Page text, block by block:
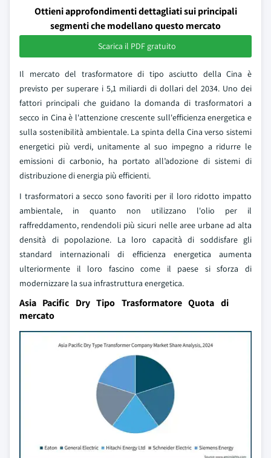
Ottieni approfondimenti dettagliati sui principali
segmenti che modellano questo mercato
Scarica il PDF gratuito
Il mercato del trasformatore di tipo asciutto della Cina è
previsto per superare i 5,1 miliardi di dollari del 2034. Uno dei
fattori principali che guidano la domanda di trasformatori a
secco in Cina è l'attenzione crescente sull'efficienza energetica e
sulla sostenibilità ambientale. La spinta della Cina verso sistemi
energetici più verdi, unitamente al suo impegno a ridurre le
emissioni di carbonio, ha portato all’adozione di sistemi di
distribuzione di energia più efficienti.
I trasformatori a secco sono favoriti per il loro ridotto impatto
ambientale, in quanto non utilizzano l'olio per il
raffreddamento, rendendoli più sicuri nelle aree urbane ad alta
densità di popolazione. La loro capacità di soddisfare gli
standard internazionali di efficienza energetica aumenta
ulteriormente il loro fascino come il paese si sforza di
modernizzare la sua infrastruttura energetica.
Asia Pacific Dry Tipo Trasformatore Quota di
mercato